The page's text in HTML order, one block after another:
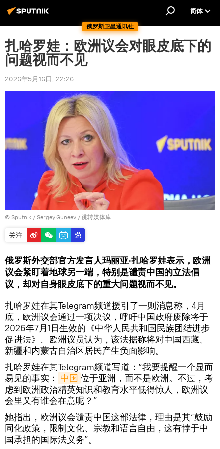
俄罗斯卫星通讯社
简体
扎哈罗娃：欧洲议会对眼皮底下的
问题视而不见
2026年5月16日, 22:26
© Sputnik / Sergey Guneev / 跳转媒体库
关注
俄罗斯外交部官方发言人玛丽亚·扎哈罗娃表示，欧洲
议会紧盯着地球另一端，特别是谴责中国的立法倡
议，却对自身眼皮底下的重大问题视而不见。
扎哈罗娃在其Telegram频道援引了一则消息称，4月
底，欧洲议会通过一项决议，呼吁中国政府废除将于
2026年7月1日生效的《中华人民共和国民族团结进步
促进法》。欧洲议员认为，该法据称将对中国西藏、
新疆和内蒙古自治区居民产生负面影响。
扎哈罗娃在其Telegram频道写道：“我要提醒一个显而
易见的事实：
中国 位于亚洲，而不是欧洲。不过，考
虑到欧洲政治精英知识和教育水平低得惊人，欧洲议
会里又有谁会在意呢？”
她指出，欧洲议会谴责中国这部法律，理由是其“鼓励
同化政策，限制文化、宗教和语言自由，这有悖于中
国承担的国际法义务”。